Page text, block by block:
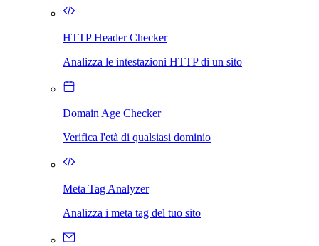
HTTP Header Checker
Analizza le intestazioni HTTP di un sito
Domain Age Checker
Verifica l'età di qualsiasi dominio
Meta Tag Analyzer
Analizza i meta tag del tuo sito